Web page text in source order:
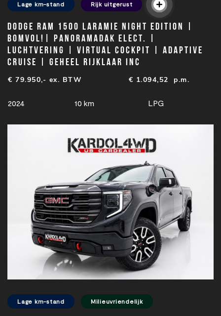
Lage km-stand Rijk uitgerust
Dodge Ram 1500 Laramie Night Edition |
BOMVOL!| Panoramadak elect. |
Luchtvering | Virtual cockpit | Adaptive
cruise | Geheel rijklaar inc
€ 79.950,- ex. BTW € 1.094,52 p.m.
2024 10 km LPG
Lage km-stand Milieuvriendelijk